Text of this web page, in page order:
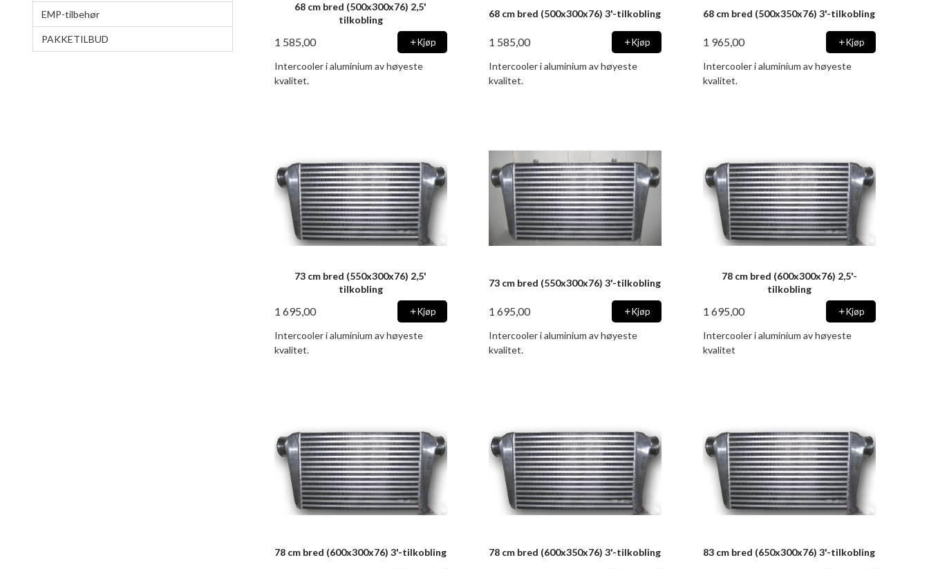
EMP-tilbehør
PAKKETILBUD
68 cm bred (500x300x76) 2,5'
tilkobling
1 585,00 Kjøp
Intercooler i aluminium av høyeste
kvalitet.
68 cm bred (500x300x76) 3'-tilkobling
1 585,00 Kjøp
Intercooler i aluminium av høyeste
kvalitet.
68 cm bred (500x350x76) 3'-tilkobling
1 965,00 Kjøp
Intercooler i aluminium av høyeste
kvalitet.
73 cm bred (550x300x76) 2,5'
tilkobling
1 695,00 Kjøp
Intercooler i aluminium av høyeste
kvalitet.
73 cm bred (550x300x76) 3'-tilkobling
1 695,00 Kjøp
Intercooler i aluminium av høyeste
kvalitet.
78 cm bred (600x300x76) 2,5'-
tilkobling
1 695,00 Kjøp
Intercooler i aluminium av høyeste
kvalitet
78 cm bred (600x300x76) 3'-tilkobling 78 cm bred (600x350x76) 3'-tilkobling 83 cm bred (650x300x76) 3'-tilkobling